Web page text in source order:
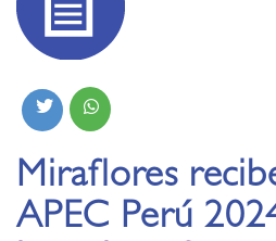
Miraflores
APEC Perú